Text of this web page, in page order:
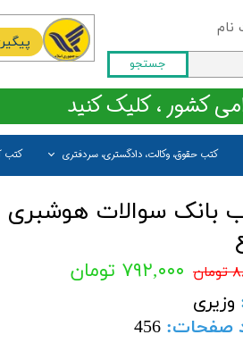
نام
من
کاربری
جستجو
کتب حقوق، وکالت، دادگستری، سردفتری کتب
کشور ، کلیک کنید
بانک سوالات هوشبری
۷۹۲,۰۰۰ تومان
وزیری
صفحات:
456